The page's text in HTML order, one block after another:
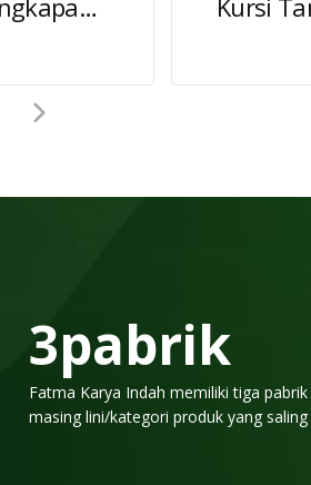
Grill Tangkapan Air Jalan Baja Coran
3pabrik
Fatma Karya Indah memiliki tiga
masing lini/kategori produk yang